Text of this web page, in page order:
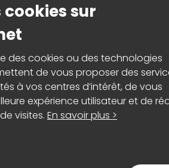
cookies sur
des cookies ou des technologies
de vous proposer des
à vos centres d’intérêt, de vous
expérience utilisateur et de
visites.En savoir plus >